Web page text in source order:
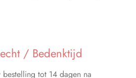
/ Bedenktijd
tot 14 dagen na